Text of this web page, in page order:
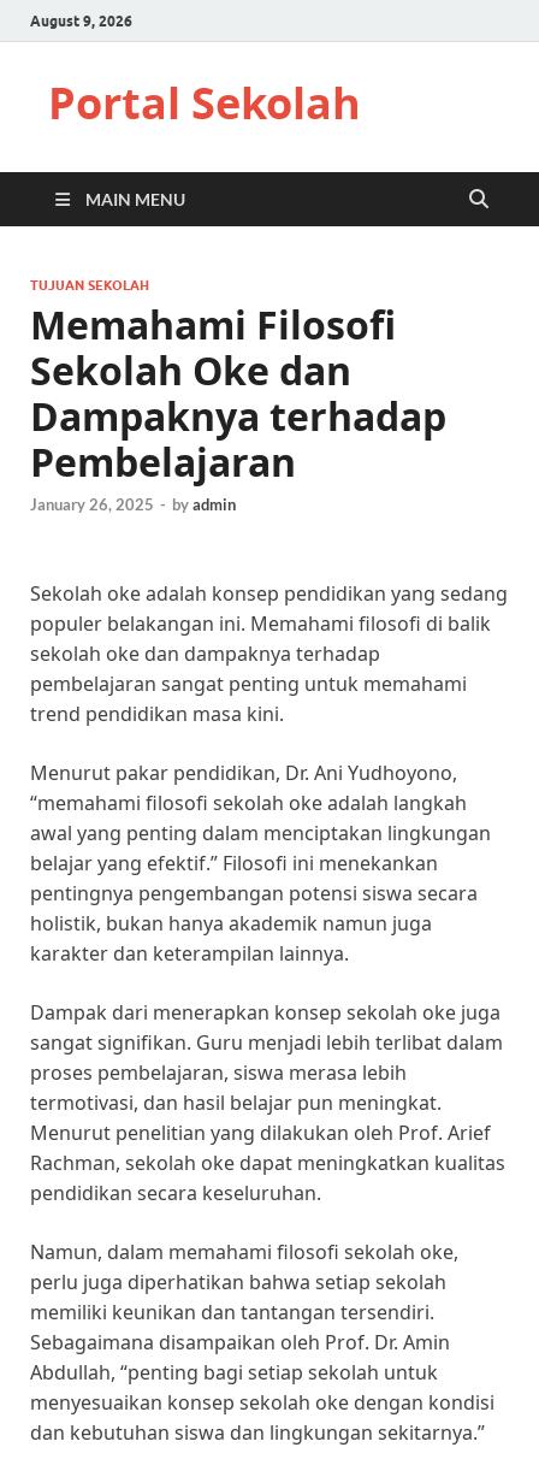
August 9, 2026
Portal Sekolah
MAIN MENU
TUJUAN SEKOLAH
Memahami Filosofi
Sekolah Oke dan
Dampaknya terhadap
Pembelajaran
January 26, 2025 - byadmin
Sekolah oke adalah konsep pendidikan yang sedang
populer belakangan ini. Memahami filosofi di balik
sekolah oke dan dampaknya terhadap
pembelajaran sangat penting untuk memahami
trend pendidikan masa kini.
Menurut pakar pendidikan, Dr. Ani Yudhoyono,
“memahami filosofi sekolah oke adalah langkah
awal yang penting dalam menciptakan lingkungan
belajar yang efektif.” Filosofi ini menekankan
pentingnya pengembangan potensi siswa secara
holistik, bukan hanya akademik namun juga
karakter dan keterampilan lainnya.
Dampak dari menerapkan konsep sekolah oke juga
sangat signifikan. Guru menjadi lebih terlibat dalam
proses pembelajaran, siswa merasa lebih
termotivasi, dan hasil belajar pun meningkat.
Menurut penelitian yang dilakukan oleh Prof. Arief
Rachman, sekolah oke dapat meningkatkan kualitas
pendidikan secara keseluruhan.
Namun, dalam memahami filosofi sekolah oke,
perlu juga diperhatikan bahwa setiap sekolah
memiliki keunikan dan tantangan tersendiri.
Sebagaimana disampaikan oleh Prof. Dr. Amin
Abdullah, “penting bagi setiap sekolah untuk
menyesuaikan konsep sekolah oke dengan kondisi
dan kebutuhan siswa dan lingkungan sekitarnya.”